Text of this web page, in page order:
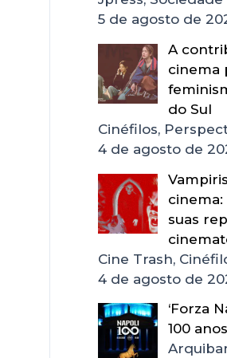
5 de agosto de
A
cinema
do Sul
Cinéfilos,
4 de agosto de
cinema:
suas
Cine Trash,
4 de agosto de
‘Forza
100